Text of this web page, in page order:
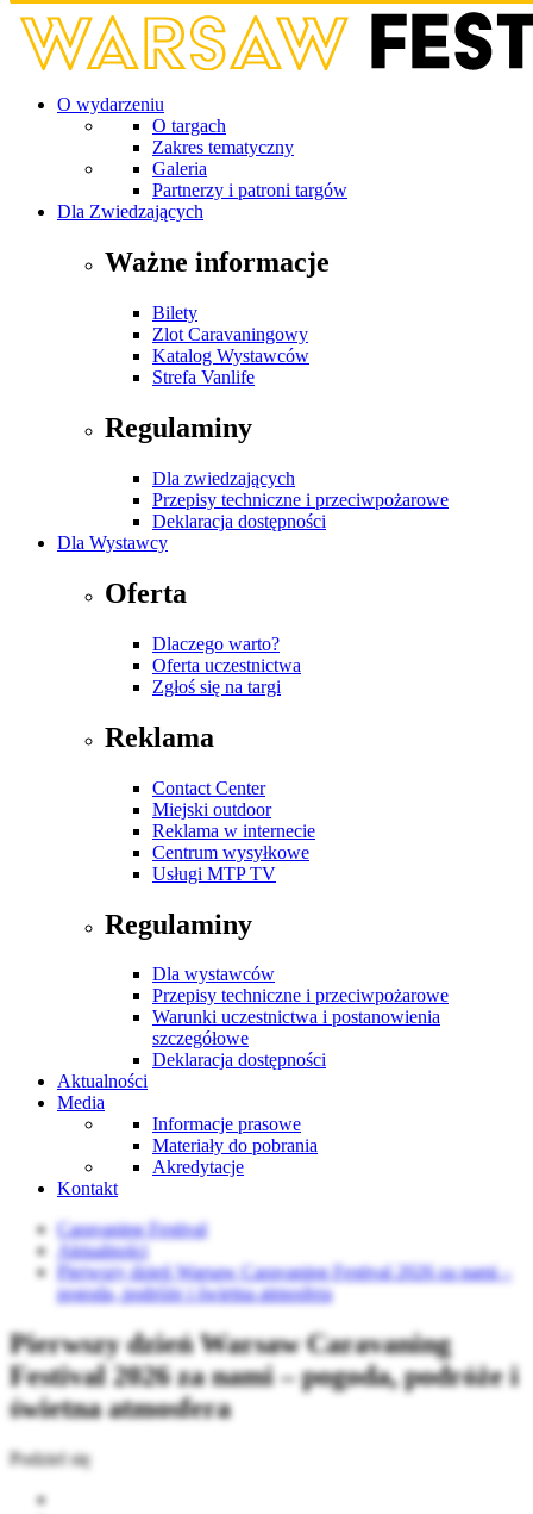
O wydarzeniu
O targach
Zakres tematyczny
Galeria
Partnerzy i patroni targów
Dla Zwiedzających
Ważne informacje
Bilety
Zlot Caravaningowy
Katalog Wystawców
Strefa Vanlife
Regulaminy
Dla zwiedzających
Przepisy techniczne i przeciwpożarowe
Deklaracja dostępności
Dla Wystawcy
Oferta
Dlaczego warto?
Oferta uczestnictwa
Zgłoś się na targi
Reklama
Contact Center
Miejski outdoor
Reklama w internecie
Centrum wysyłkowe
Usługi MTP TV
Regulaminy
Dla wystawców
Przepisy techniczne i przeciwpożarowe
Warunki uczestnictwa i postanowienia
szczegółowe
Deklaracja dostępności
Aktualności
Media
Informacje prasowe
Materiały do pobrania
Akredytacje
Kontakt
Caravaning Festival
Aktualności
Pierwszy dzień Warsaw Caravaning Festival 2026 za nami –
pogoda, podróże i świetna atmosfera
Pierwszy dzień Warsaw Caravaning
Festival 2026 za nami – pogoda, podróże i
świetna atmosfera
Podziel się